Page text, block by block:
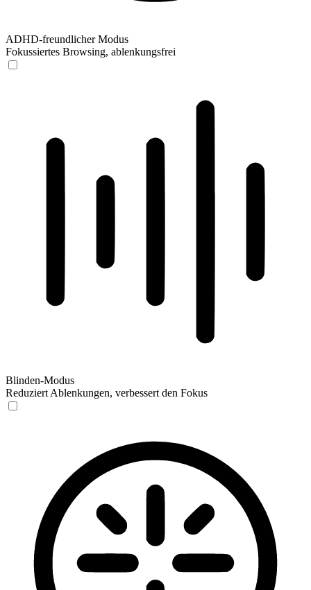
ADHD-freundlicher Modus
Fokussiertes Browsing, ablenkungsfrei
Blinden-Modus
Reduziert Ablenkungen, verbessert den Fokus